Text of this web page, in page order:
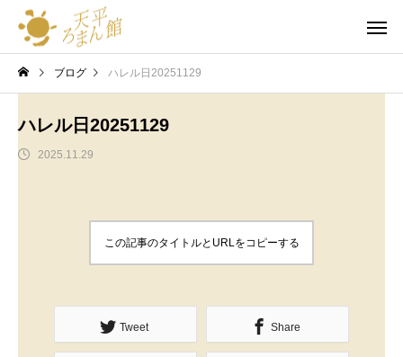
団体利用
公式通販
サイト
ブログ ハレル日20251129
ハレル日20251129
2025.11.29
この記事のタイトルとURLをコピーする
Tweet Share